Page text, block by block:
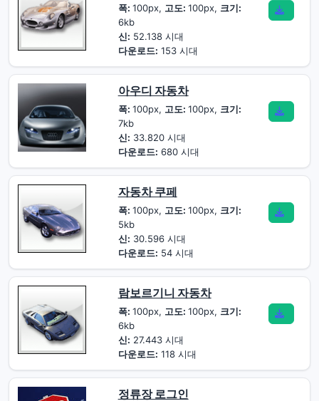
폭: 100px, 고도: 100px, 크기:
6kb
신: 52.138 시대
다운로드: 153 시대
아우디 자동차
폭: 100px, 고도: 100px, 크기:
7kb
신: 33.820 시대
다운로드: 680 시대
자동차 쿠페
폭: 100px, 고도: 100px, 크기:
5kb
신: 30.596 시대
다운로드: 54 시대
람보르기니 자동차
폭: 100px, 고도: 100px, 크기:
6kb
신: 27.443 시대
다운로드: 118 시대
정류장 로그인